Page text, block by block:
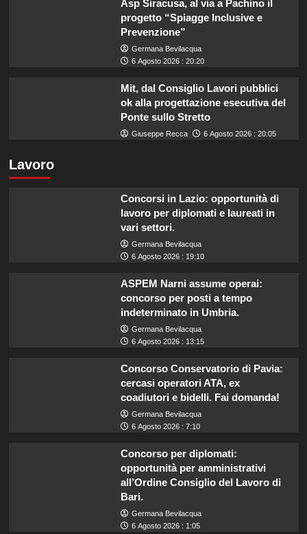
Asp Siracusa, al via a Pachino il
progetto “Spiagge Inclusive e
Prevenzione”
Germana Bevilacqua
6 Agosto 2026 : 20:20
Mit, dal Consiglio Lavori pubblici
ok alla progettazione esecutiva del
Ponte sullo Stretto
Giuseppe Recca 6 Agosto 2026 : 20:05
Lavoro
Concorsi in Lazio: opportunità di
lavoro per diplomati e laureati in
vari settori.
Germana Bevilacqua
6 Agosto 2026 : 19:10
ASPEM Narni assume operai:
concorso per posti a tempo
indeterminato in Umbria.
Germana Bevilacqua
6 Agosto 2026 : 13:15
Concorso Conservatorio di Pavia:
cercasi operatori ATA, ex
coadiutori e bidelli. Fai domanda!
Germana Bevilacqua
6 Agosto 2026 : 7:10
Concorso per diplomati:
opportunità per amministrativi
all’Ordine Consiglio del Lavoro di
Bari.
Germana Bevilacqua
6 Agosto 2026 : 1:05